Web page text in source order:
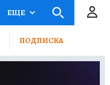
ЕЩЕ
ПОДПИСКА